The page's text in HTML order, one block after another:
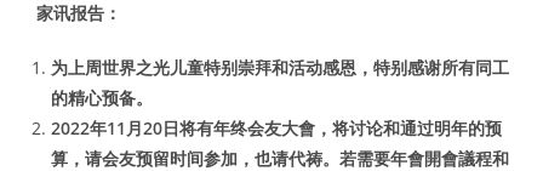
家讯报告：
为上周世界之光儿童特别崇拜和活动感恩，特别感谢所有同工
的精心预备。
2022年11月20日将有年终会友大會，将讨论和通过明年的预
算，请会友预留时间参加，也请代祷。若需要年會開會議程和